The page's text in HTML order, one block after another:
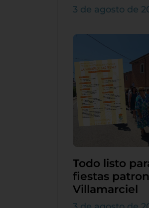
3 de agosto de
Todo listo
fiestas
Villamarciel